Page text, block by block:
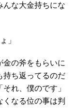
んな大金持ちにな
」
の斧をもらいに
持ち返ってるのだ
れ、僕のです」
なる位の事は判